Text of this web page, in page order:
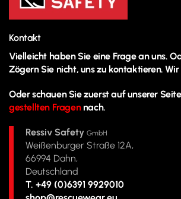
Kontakt
Vielleicht haben Sie eine Frage an uns.
Zögern Sie nicht, uns zu kontaktieren.
Oder schauen Sie zuerst auf unserer
gestellten Fragennach.
Ressiv Safety GmbH
Weißenburger Straße 12A,
66994 Dahn,
Deutschland
T. +49 (0)6391 9929010